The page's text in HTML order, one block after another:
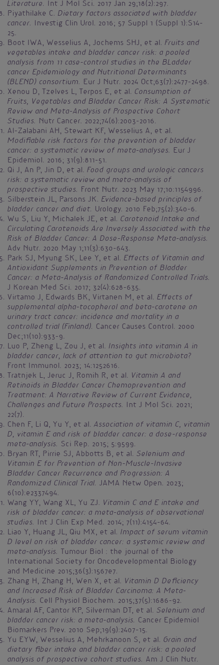
Literature.
Int J Mol Sci. 2017 Jan 29;18(2):297.
Piyathilake C. Dietary factors associated with bladder
cancer.
Investig Clin Urol. 2016; 57 Suppl 1 (Suppl 1):S14-
25.
Boot IWA, Wesselius A, Jochems SHJ, et al. Fruits and
vegetables intake and bladder cancer risk: a pooled
analysis from 11 case-control studies in the BLadder
cancer Epidemiology and Nutritional Determinants
(BLEND) consortium.
Eur J Nutr. 2024 Oct;63(7):2477-2498.
Xenou D, Tzelves L, Terpos E, et al. Consumption of
Fruits, Vegetables and Bladder Cancer Risk: A Systematic
Review and Meta-Analysis of Prospective Cohort
Studies.
Nutr Cancer. 2022;74(6):2003-2016.
Al-Zalabani AH, Stewart KF, Wesselius A, et al.
Modifiable risk factors for the prevention of bladder
cancer: a systematic review of meta-analyses.
Eur J
Epidemiol. 2016; 31(9):811-51.
Qi J, An P, Jin D, et al. Food groups and urologic cancers
risk: a systematic review and meta-analysis of
prospective studies.
Front Nutr. 2023 May 17;10:1154996.
Silberstein JL, Parsons JK. Evidence-based principles of
bladder cancer and diet.
Urology. 2010 Feb;75(2):340-6.
Wu S, Liu Y, Michalek JE, et al. Carotenoid Intake and
Circulating Carotenoids Are Inversely Associated with the
Risk of Bladder Cancer: A Dose-Response Meta-analysis.
Adv Nutr. 2020 May 1;11(3):630-643.
Park SJ, Myung SK, Lee Y, et al. Effects of Vitamin and
Antioxidant Supplements in Prevention of Bladder
Cancer: a Meta-Analysis of Randomized Controlled Trials.
J Korean Med Sci. 2017; 32(4):628-635.
Virtamo J, Edwards BK, Virtanen M, et al. Effects of
supplemental alpha-tocopherol and beta-carotene on
urinary tract cancer: incidence and mortality in a
controlled trial (Finland).
Cancer Causes Control. 2000
Dec;11(10):933-9.
Luo P, Zheng L, Zou J, et al. Insights into vitamin A in
bladder cancer, lack of attention to gut microbiota?
Front Immunol. 2023; 14:1252616.
Tratnjek L, Jeruc J, Romih R, et al.
Vitamin A and
Retinoids in Bladder Cancer Chemoprevention and
Treatment: A Narrative Review of Current Evidence,
Challenges and Future Prospects.
Int J Mol Sci. 2021;
22(7).
Chen F, Li Q, Yu Y, et al. Association of vitamin C, vitamin
D, vitamin E and risk of bladder cancer: a dose-response
meta-analysis.
Sci Rep. 2015; 5:9599.
Bryan RT, Pirrie SJ, Abbotts B, et al. Selenium and
Vitamin E for Prevention of Non-Muscle-Invasive
Bladder Cancer Recurrence and Progression: A
Randomized Clinical Trial. JAMA Netw Open. 2023;
6(10):e2337494.
Wang YY, Wang XL, Yu ZJ.
Vitamin C and E intake and
risk of bladder cancer: a meta-analysis of observational
studies.
Int J Clin Exp Med. 2014; 7(11):4154-64︎.
Liao Y, Huang JL, Qiu MX, et al. Impact of serum vitamin
D level on risk of bladder cancer: a systemic review and
meta-analysis.
Tumour Biol : the journal of the
International Society for Oncodevelopmental Biology
and Medicine 2015;36(3):1567e7︎.
Zhang H, Zhang H, Wen X, et al.
Vitamin D Deficiency
and Increased Risk of Bladder Carcinoma: A Meta-
Analysis.
Cell Physiol Biochem. 2015;37(5):1686-92.
Amaral AF, Cantor KP, Silverman DT, et al. Selenium and
bladder cancer risk: a meta-analysis.
Cancer Epidemiol
Biomarkers Prev. 2010 Sep;19(9):2407-15.
Yu EYW, Wesselius A, Mehrkanoon S, et al. Grain and
dietary fiber intake and bladder cancer risk: a pooled
analysis of prospective cohort studies.
Am J Clin Nutr.